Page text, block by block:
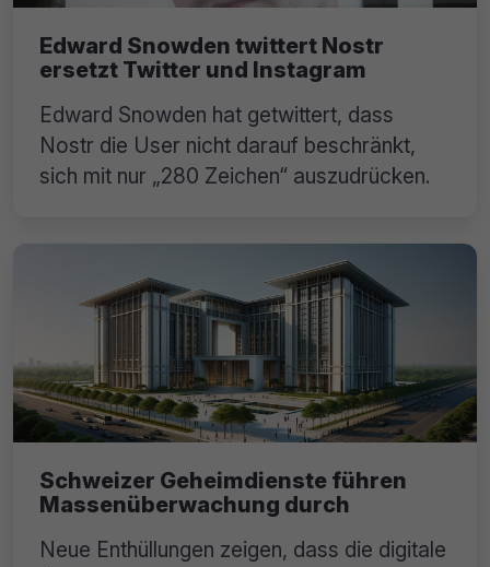
Edward Snowden twittert Nostr
ersetzt Twitter und Instagram
Edward Snowden hat getwittert, dass
Nostr die User nicht darauf beschränkt,
sich mit nur „280 Zeichen“ auszudrücken.
Schweizer Geheimdienste führen
Massenüberwachung durch
Neue Enthüllungen zeigen, dass die digitale